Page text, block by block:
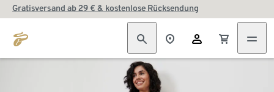
Gratisversand ab 29 € & kostenlose Rücksendung